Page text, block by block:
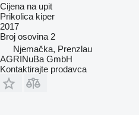
Cijena na upit
Prikolica kiper
2017
Broj osovina 2
Njemačka, Prenzlau
AGRINuBa GmbH
Kontaktirajte prodavca